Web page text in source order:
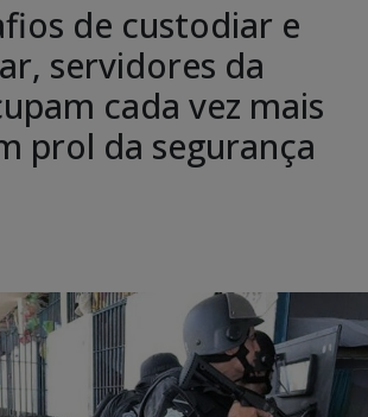
de custodiar e
servidores da
cada vez mais
prol da segurança